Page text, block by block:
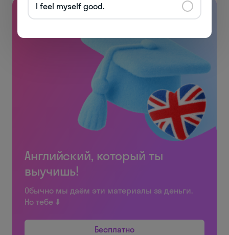
Английский, который ты
выучишь!
Обычно мы даём эти материалы за деньги.
Но тебе ⬇️
Бесплатно
I feel myself good.